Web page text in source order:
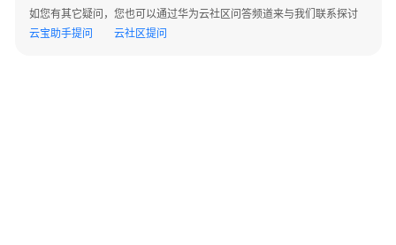
API
概
如您有其它疑问，您也可以通过华为云社区问答频道来与我们联系探讨
云宝助手提问
云社区提问